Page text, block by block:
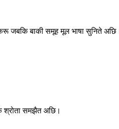
जबकि बाकी समूह मूल भाषा सुनिते
समझैत अछि।